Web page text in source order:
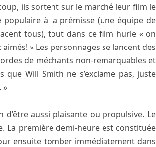
ils sortent sur le marché leur film le
à la prémisse (une équipe de
tous), tout dans ce film hurle « on
» Les personnages se lancent des
de méchants non-remarquables et
Will Smith ne s’exclame pas, juste
»
d’être aussi plaisante ou propulsive. Le
La première demi-heure est constituée
ensuite tomber immédiatement dans